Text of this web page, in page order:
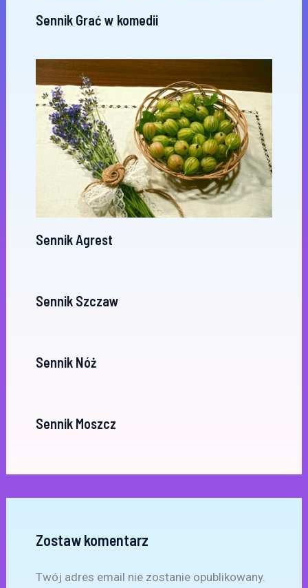
Sennik Grać w komedii
Sennik Agrest
Sennik Szczaw
Sennik Nóż
Sennik Moszcz
Zostaw komentarz
Twój adres email nie zostanie opublikowany.